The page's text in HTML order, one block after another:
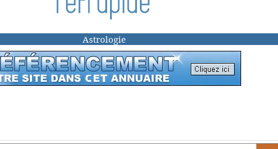
Astrologie